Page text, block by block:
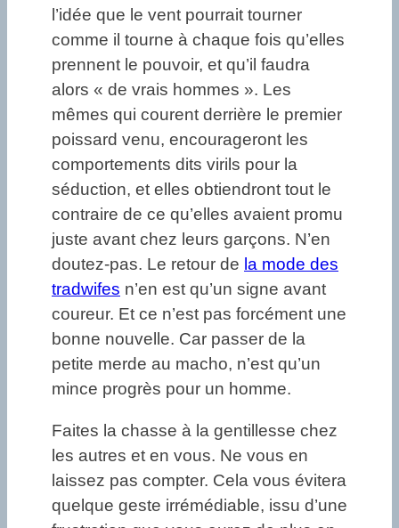
l’idée que le vent pourrait tourner
comme il tourne à chaque fois qu’elles
prennent le pouvoir, et qu’il faudra
alors « de vrais hommes ». Les
mêmes qui courent derrière le premier
poissard venu, encourageront les
comportements dits virils pour la
séduction, et elles obtiendront tout le
contraire de ce qu’elles avaient promu
juste avant chez leurs garçons. N’en
doutez-pas. Le retour de la mode des
tradwifes n’en est qu’un signe avant
coureur. Et ce n’est pas forcément une
bonne nouvelle. Car passer de la
petite merde au macho, n’est qu’un
mince progrès pour un homme.
Faites la chasse à la gentillesse chez
les autres et en vous. Ne vous en
laissez pas compter. Cela vous évitera
quelque geste irrémédiable, issu d’une